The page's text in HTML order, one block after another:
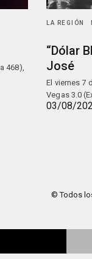
468),
LA REGIÓN
“Dólar
José
El viernes 7
Vegas 3.0
03/08/
© Todos